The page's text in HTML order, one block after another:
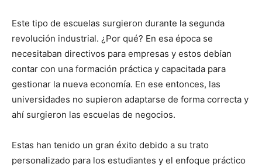
Este tipo de escuelas surgieron durante la segunda
revolución industrial. ¿Por qué? En esa época se
necesitaban directivos para empresas y estos debían
contar con una formación práctica y capacitada para
gestionar la nueva economía. En ese entonces, las
universidades no supieron adaptarse de forma correcta y
ahí surgieron las escuelas de negocios.
Estas han tenido un gran éxito debido a su trato
personalizado para los estudiantes y el enfoque práctico